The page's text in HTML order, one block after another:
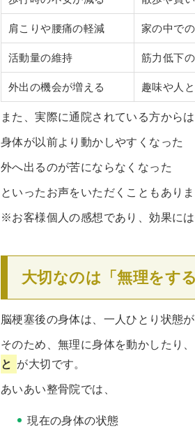
肩こりや腰痛の軽減 家の中で
活動量の維持 筋力低下
外出の機会が増える 趣味や人
また、実際に通院されている方からは
身体が以前より動かしやすくなった
外へ出るのが苦にならなくなった
といったお声をいただくこともありま
※お客様個人の感想であり、効果には
大切なのは「無理をす
脳梗塞後の身体は、一人ひとり状態が
そのため、無理に身体を動かしたり
と が大切です。
あいあい整骨院では、
現在の身体の状態